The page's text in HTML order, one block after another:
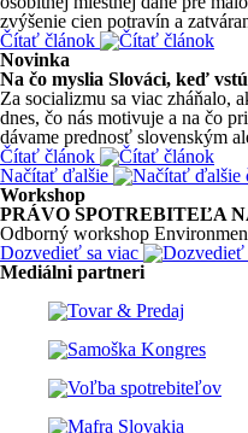
zvýšenie cien potravín a
Čítať článok
Novinka
Na čo myslia Slováci, keď
Za socializmu sa viac zháňalo,
dnes, čo nás motivuje a na čo
dávame prednosť slovenským
Čítať článok
Načítať ďalšie
Workshop
PRÁVO SPOTREBITEĽA
Odborný workshop
Dozvedieť sa viac
Mediálni partneri